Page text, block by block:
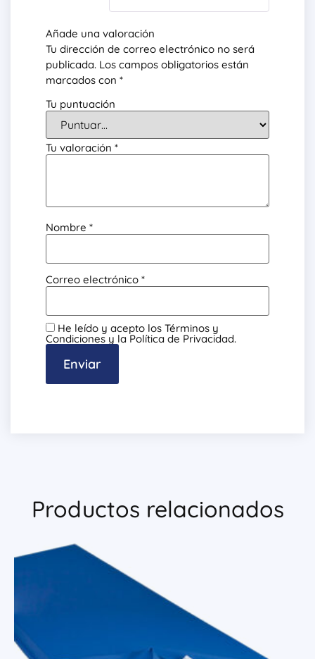
Añade una valoración
Tu dirección de correo electrónico no será
publicada. Los campos obligatorios están
marcados con *
Tu puntuación
Tu valoración *
Nombre *
Correo electrónico *
He leído y acepto los Términos y
Condiciones y la Política de Privacidad.
Productos relacionados